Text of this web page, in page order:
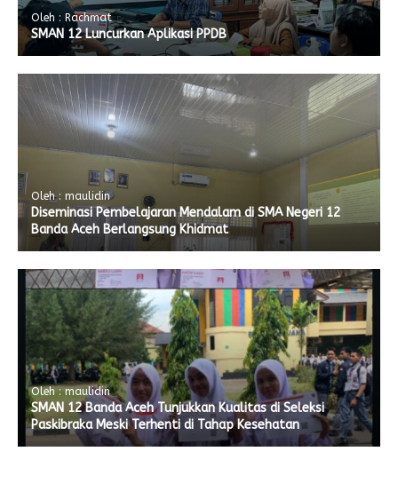
Oleh : Rachmat
SMAN 12 Luncurkan Aplikasi PPDB
Oleh : maulidin
Diseminasi Pembelajaran Mendalam di SMA Negeri 12
Banda Aceh Berlangsung Khidmat
Oleh : maulidin
SMAN 12 Banda Aceh Tunjukkan Kualitas di Seleksi
Paskibraka Meski Terhenti di Tahap Kesehatan